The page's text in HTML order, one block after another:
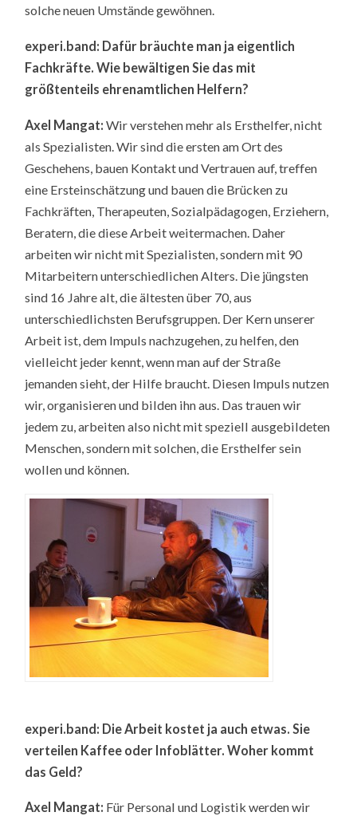
solche neuen Umstände gewöhnen.
experi.band: Dafür bräuchte man ja eigentlich
Fachkräfte. Wie bewältigen Sie das mit
größtenteils ehrenamtlichen Helfern?
Axel Mangat:Wir verstehen mehr als Ersthelfer, nicht
als Spezialisten. Wir sind die ersten am Ort des
Geschehens, bauen Kontakt und Vertrauen auf, treffen
eine Ersteinschätzung und bauen die Brücken zu
Fachkräften, Therapeuten, Sozialpädagogen, Erziehern,
Beratern, die diese Arbeit weitermachen. Daher
arbeiten wir nicht mit Spezialisten, sondern mit 90
Mitarbeitern unterschiedlichen Alters. Die jüngsten
sind 16 Jahre alt, die ältesten über 70, aus
unterschiedlichsten Berufsgruppen. Der Kern unserer
Arbeit ist, dem Impuls nachzugehen, zu helfen, den
vielleicht jeder kennt, wenn man auf der Straße
jemanden sieht, der Hilfe braucht. Diesen Impuls nutzen
wir, organisieren und bilden ihn aus. Das trauen wir
jedem zu, arbeiten also nicht mit speziell ausgebildeten
Menschen, sondern mit solchen, die Ersthelfer sein
wollen und können.
experi.band: Die Arbeit kostet ja auch etwas. Sie
verteilen Kaffee oder Infoblätter. Woher kommt
das Geld?
Axel Mangat: Für Personal und Logistik werden wir